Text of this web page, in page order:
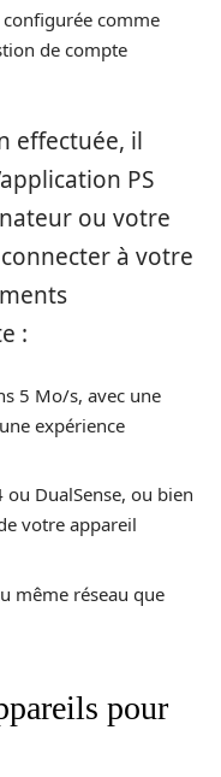
comme
de compte
effectuée, il
PS
ou votre
à votre
:
5 Mo/s, avec une
expérience
ou DualSense, ou bien
votre appareil
même réseau que
pour